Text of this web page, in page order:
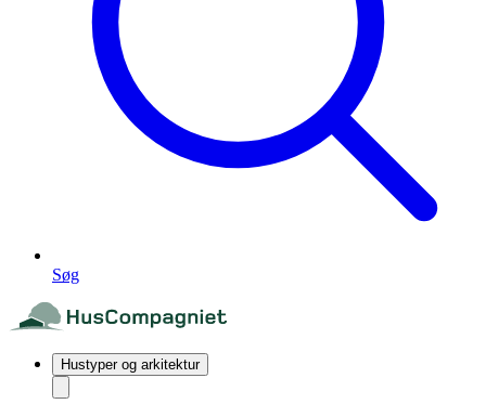
Søg
Hustyper og arkitektur